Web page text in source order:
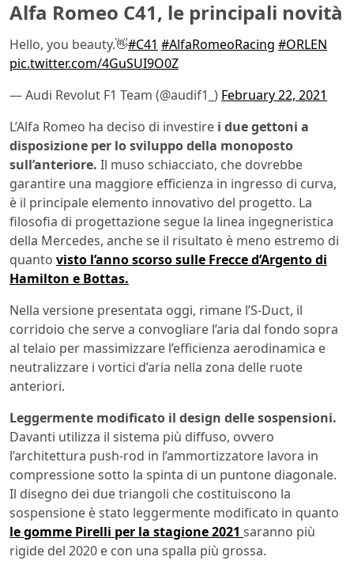
Alfa Romeo C41, le principali novità
Hello, you beauty.👋#C41 #AlfaRomeoRacing #ORLEN
pic.twitter.com/4GuSUI9O0Z
— Audi Revolut F1 Team (@audif1_) February 22, 2021
L’Alfa Romeo ha deciso di investire i due gettoni a
disposizione per lo sviluppo della monoposto
sull’anteriore. Il muso schiacciato, che dovrebbe
garantire una maggiore efficienza in ingresso di curva,
è il principale elemento innovativo del progetto. La
filosofia di progettazione segue la linea ingegneristica
della Mercedes, anche se il risultato è meno estremo di
quanto visto l’anno scorso sulle Frecce d’Argento di
Hamilton e Bottas.
Nella versione presentata oggi, rimane l’S-Duct, il
corridoio che serve a convogliare l’aria dal fondo sopra
al telaio per massimizzare l’efficienza aerodinamica e
neutralizzare i vortici d’aria nella zona delle ruote
anteriori.
Leggermente modificato il design delle sospensioni.
Davanti utilizza il sistema più diffuso, ovvero
l’architettura push-rod in l’ammortizzatore lavora in
compressione sotto la spinta di un puntone diagonale.
Il disegno dei due triangoli che costituiscono la
sospensione è stato leggermente modificato in quanto
le gomme Pirelli per la stagione 2021 saranno più
rigide del 2020 e con una spalla più grossa.